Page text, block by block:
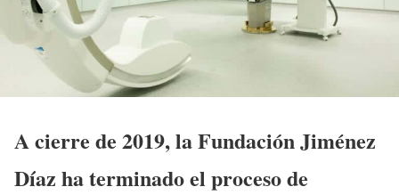
A cierre de 2019, la Fundación Jiménez
Díaz ha terminado el proceso de